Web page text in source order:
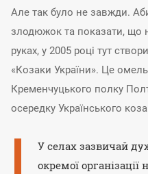
Але так було не завжди.
злодюжок та показати, що
руках, у 2005 році тут
«Козаки України». Це
Кременчуцького полку
осередку Українського
У селах зазвичай
окремої